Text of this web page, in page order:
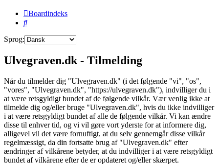
Boardindeks
Søg
Sprog:
Ulvegraven.dk - Tilmelding
Når du tilmelder dig "Ulvegraven.dk" (i det følgende "vi", "os",
"vores", "Ulvegraven.dk", "https://ulvegraven.dk"), indvilliger du i
at være retsgyldigt bundet af de følgende vilkår. Vær venlig ikke at
tilmelde dig og/eller bruge "Ulvegraven.dk", hvis du ikke indvilliger
i at være retsgyldigt bundet af alle de følgende vilkår. Vi kan ændre
disse til enhver tid, og vi vil gøre vort yderste for at informere dig,
alligevel vil det være fornuftigt, at du selv gennemgår disse vilkår
regelmæssigt, da din fortsatte brug af "Ulvegraven.dk" efter
ændringer af vilkårene betyder, at du indvilliger i at være retsgyldigt
bundet af vilkårene efter de er opdateret og/eller skærpet.